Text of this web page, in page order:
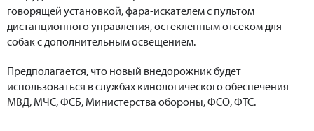
говорящей установкой, фара-искателем с пультом
дистанционного управления, остекленным отсеком для
собак с дополнительным освещением.
Предполагается, что новый внедорожник будет
использоваться в службах кинологического обеспечения
МВД, МЧС, ФСБ, Министерства обороны, ФСО, ФТС.